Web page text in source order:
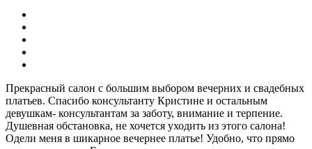
Прекрасный салон с большим выбором вечерних и свадебных
платьев. Спасибо консультанту Кристине и остальным
девушкам- консультантам за заботу, внимание и терпение.
Душевная обстановка, не хочется уходить из этого салона!
Одели меня в шикарное вечернее платье! Удобно, что прямо